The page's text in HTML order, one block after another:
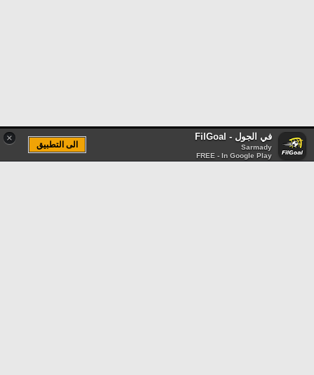
× في الجول - FilGoal
Sarmady
FREE - In Google Play
الى التطبيق